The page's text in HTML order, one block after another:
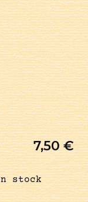
7,50€
stock